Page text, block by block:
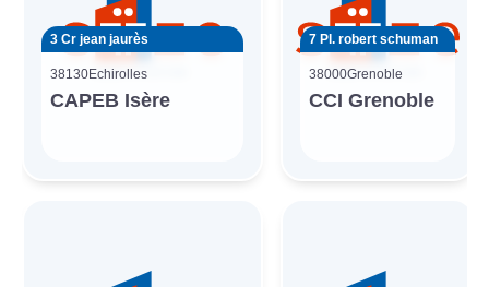
3 Cr jean jaurès
38130Echirolles
CAPEB Isère
7 Pl. robert schuman
38000Grenoble
CCI Grenoble